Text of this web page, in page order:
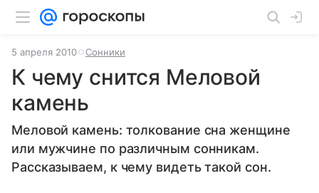
5 апреля 2010 Сонники
К чему снится Меловой
камень
Меловой камень: толкование сна женщине
или мужчине по различным сонникам.
Рассказываем, к чему видеть такой сон.